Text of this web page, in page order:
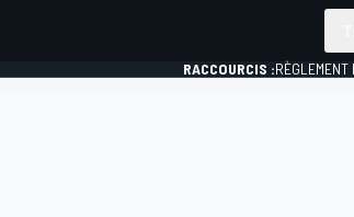
RACCOURCIS :RÈGLEMENT